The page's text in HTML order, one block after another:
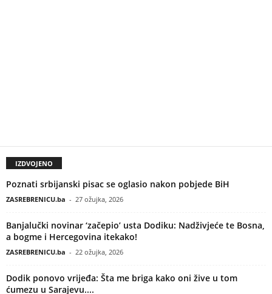
IZDVOJENO
Poznati srbijanski pisac se oglasio nakon pobjede BiH
ZASREBRENICU.ba - 27 ožujka, 2026
Banjalučki novinar ‘začepio’ usta Dodiku: Nadživjeće te Bosna,
a bogme i Hercegovina itekako!
ZASREBRENICU.ba - 22 ožujka, 2026
Dodik ponovo vrijeđa: Šta me briga kako oni žive u tom
ćumezu u Sarajevu....